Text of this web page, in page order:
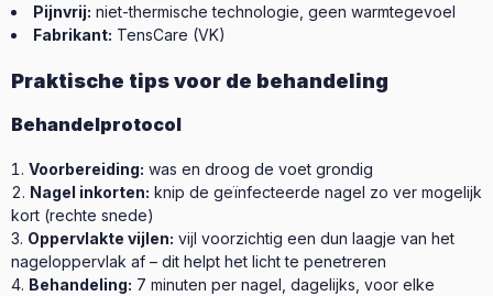
Pijnvrij: niet-thermische technologie, geen warmtegevoel
Fabrikant: TensCare (VK)
Praktische tips voor de behandeling
Behandelprotocol
Voorbereiding: was en droog de voet grondig
Nagel inkorten: knip de geïnfecteerde nagel zo ver mogelijk
kort (rechte snede)
Oppervlakte vijlen: vijl voorzichtig een dun laagje van het
nageloppervlak af – dit helpt het licht te penetreren
Behandeling: 7 minuten per nagel, dagelijks, voor elke